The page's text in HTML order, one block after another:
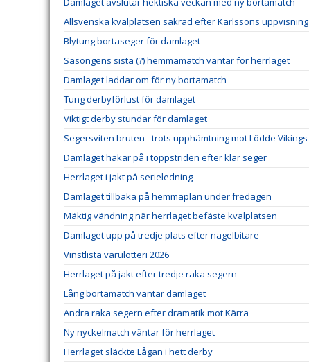
Allsvenska kvalplatsen säkrad efter Karlssons uppvisning
Blytung bortaseger för damlaget
Säsongens sista (?) hemmamatch väntar för herrlaget
Damlaget laddar om för ny bortamatch
Tung derbyförlust för damlaget
Viktigt derby stundar för damlaget
Segersviten bruten - trots upphämtning mot Lödde Vikings
Damlaget hakar på i toppstriden efter klar seger
Herrlaget i jakt på serieledning
Damlaget tillbaka på hemmaplan under fredagen
Mäktig vändning när herrlaget befäste kvalplatsen
Damlaget upp på tredje plats efter nagelbitare
Vinstlista varulotteri 2026
Herrlaget på jakt efter tredje raka segern
Lång bortamatch väntar damlaget
Andra raka segern efter dramatik mot Kärra
Ny nyckelmatch väntar för herrlaget
Herrlaget släckte Lågan i hett derby